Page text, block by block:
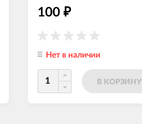
100 ₽
Нет в наличии
В КОРЗИНУ